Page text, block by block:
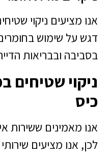
אנו מציעים ניקוי
דגש על שימוש
בסביבה ובבריאות
ניקוי שטיחים
כיס
אנו מאמינים ששירות
לכן, אנו מציעים